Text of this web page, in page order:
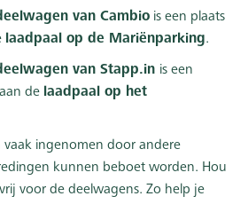
van Cambio is een plaats
laadpaal op de Mariënparking.
van Stapp.in is een
de laadpaal op het
vaak ingenomen door andere
kunnen beboet worden. Hou
voor de deelwagens. Zo help je